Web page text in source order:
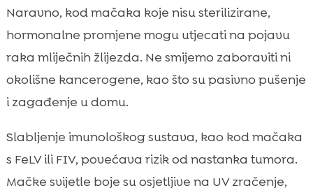
Naravno, kod mačaka koje nisu sterilizirane,
hormonalne promjene mogu utjecati na pojavu
raka mliječnih žlijezda. Ne smijemo zaboraviti ni
okolišne kancerogene, kao što su pasivno pušenje
i zagađenje u domu.
Slabljenje imunološkog sustava, kao kod mačaka
s FeLV ili FIV, povećava rizik od nastanka tumora.
Mačke svijetle boje su osjetljive na UV zračenje,